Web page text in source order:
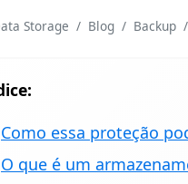
Storage Blog Backup
Como essa proteção
O que é um